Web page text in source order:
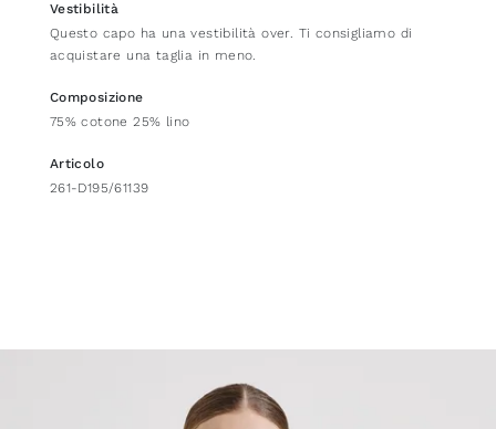
Vestibilità
Questo capo ha una vestibilità over. Ti consigliamo di
acquistare una taglia in meno.
Composizione
75% cotone 25% lino
Articolo
261-D195/61139